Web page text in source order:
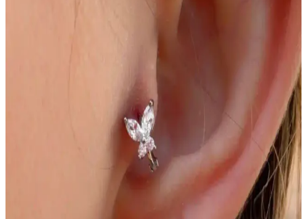
Köprü piercing, burun ve alın bölgesinde yapılan dikkat çekici vücut
takısı trendidir. Estetik ve ifade gücü yüksek olan bu tarz, moda ve
Vücut Aksesuarları Moda ve Kendini İfade Etmenin
Vücut aksesuarları, kişisel tarzı yansıtan ve moda dünyasında
kendini gösteren önemli unsurlardır. Tarihsel kökenleri ve güncel
trendleriyle, kendinizi özgürce ifade etmenin yollarını keşfedin.
Sacce Marka Piercing Modelleri Karşılaştırması:
Renkli Halka ve Çiçek Tasarımı
Sacce'nin renkli halka ve çiçek piercing modellerinin özellikleri,
malzeme ve kullanıcı deneyimleriyle karşılaştırması. Dayanıklılık ve